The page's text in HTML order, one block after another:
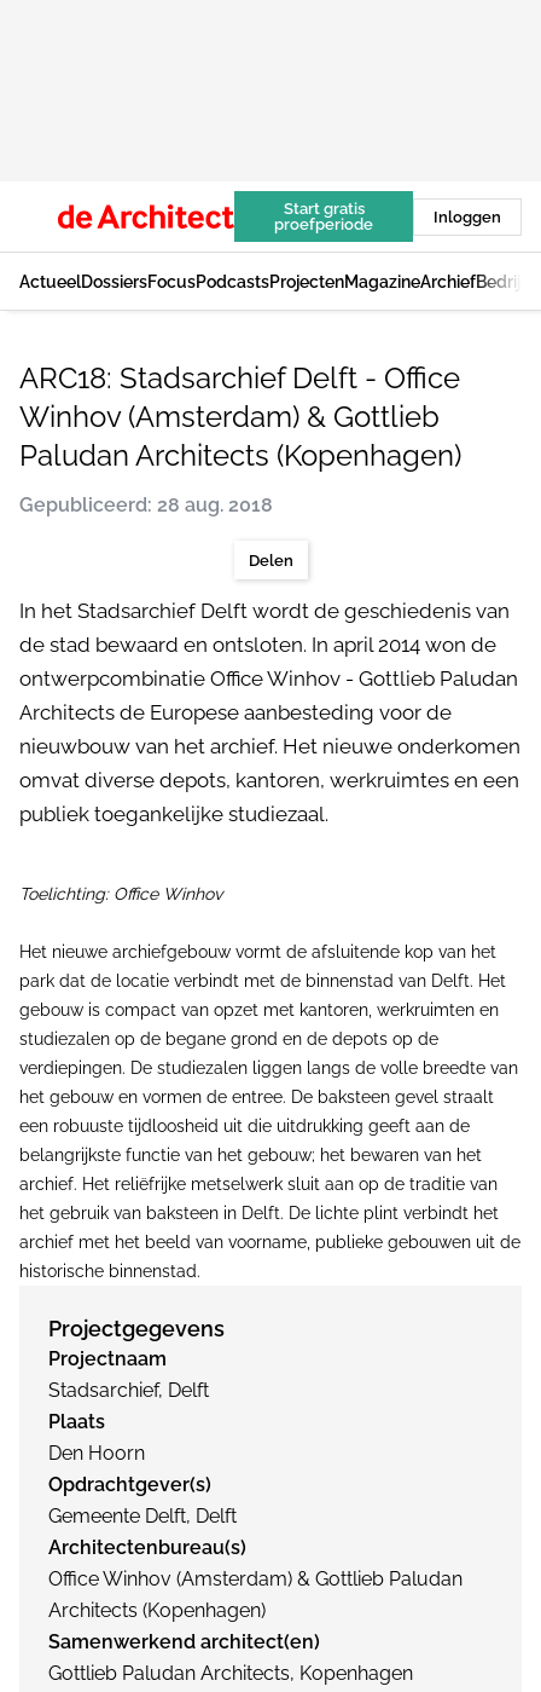
Start gratis
proefperiode
Inloggen
ActueelDossiersFocusPodcastsProjectenMagazineArchief
ARC18: Stadsarchief Delft - Office
Winhov (Amsterdam) & Gottlieb
Paludan Architects (Kopenhagen)
Gepubliceerd: 28 aug. 2018
Delen
In het Stadsarchief Delft wordt de geschiedenis van
de stad bewaard en ontsloten. In april 2014 won de
ontwerpcombinatie Office Winhov - Gottlieb Paludan
Architects de Europese aanbesteding voor de
nieuwbouw van het archief. Het nieuwe onderkomen
omvat diverse depots, kantoren, werkruimtes en een
publiek toegankelijke studiezaal.
Toelichting: Office Winhov
Het nieuwe archiefgebouw vormt de afsluitende kop van het
park dat de locatie verbindt met de binnenstad van Delft. Het
gebouw is compact van opzet met kantoren, werkruimten en
studiezalen op de begane grond en de depots op de
verdiepingen. De studiezalen liggen langs de volle breedte van
het gebouw en vormen de entree. De baksteen gevel straalt
een robuuste tijdloosheid uit die uitdrukking geeft aan de
belangrijkste functie van het gebouw; het bewaren van het
archief. Het reliëfrijke metselwerk sluit aan op de traditie van
het gebruik van baksteen in Delft. De lichte plint verbindt het
archief met het beeld van voorname, publieke gebouwen uit de
historische binnenstad.
Projectgegevens
Projectnaam
Stadsarchief, Delft
Plaats
Den Hoorn
Opdrachtgever(s)
Gemeente Delft, Delft
Architectenbureau(s)
Office Winhov (Amsterdam) & Gottlieb Paludan
Architects (Kopenhagen)
Samenwerkend architect(en)
Gottlieb Paludan Architects, Kopenhagen